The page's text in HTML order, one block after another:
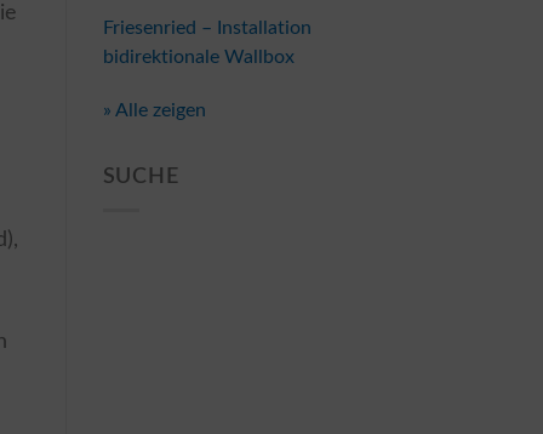
Friesenried – Installation
bidirektionale Wallbox
» Alle zeigen
SUCHE